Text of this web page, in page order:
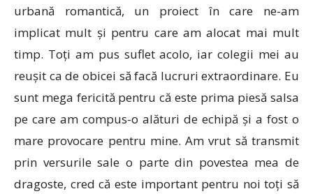
urbană romantică, un proiect în care ne-am
implicat mult și pentru care am alocat mai mult
timp. Toți am pus suflet acolo, iar colegii mei au
reușit ca de obicei să facă lucruri extraordinare. Eu
sunt mega fericită pentru că este prima piesă salsa
pe care am compus-o alături de echipă și a fost o
mare provocare pentru mine. Am vrut să transmit
prin versurile sale o parte din povestea mea de
dragoste, cred că este important pentru noi toți să